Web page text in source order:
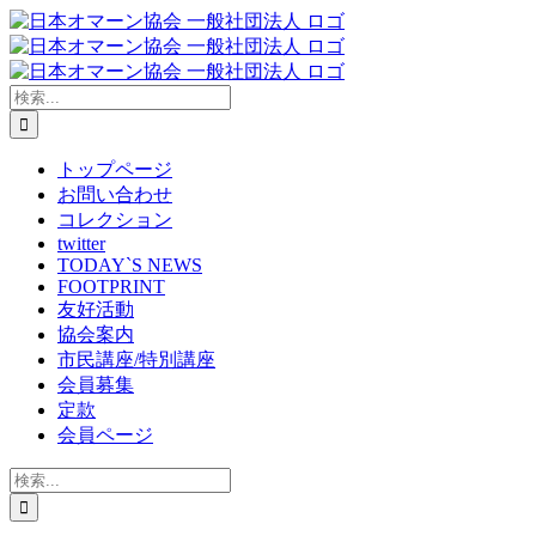
Skip
to
content
検
索
…
トップページ
お問い合わせ
コレクション
twitter
TODAY`S NEWS
FOOTPRINT
友好活動
協会案内
市民講座/特別講座
会員募集
定款
会員ページ
検
索
…